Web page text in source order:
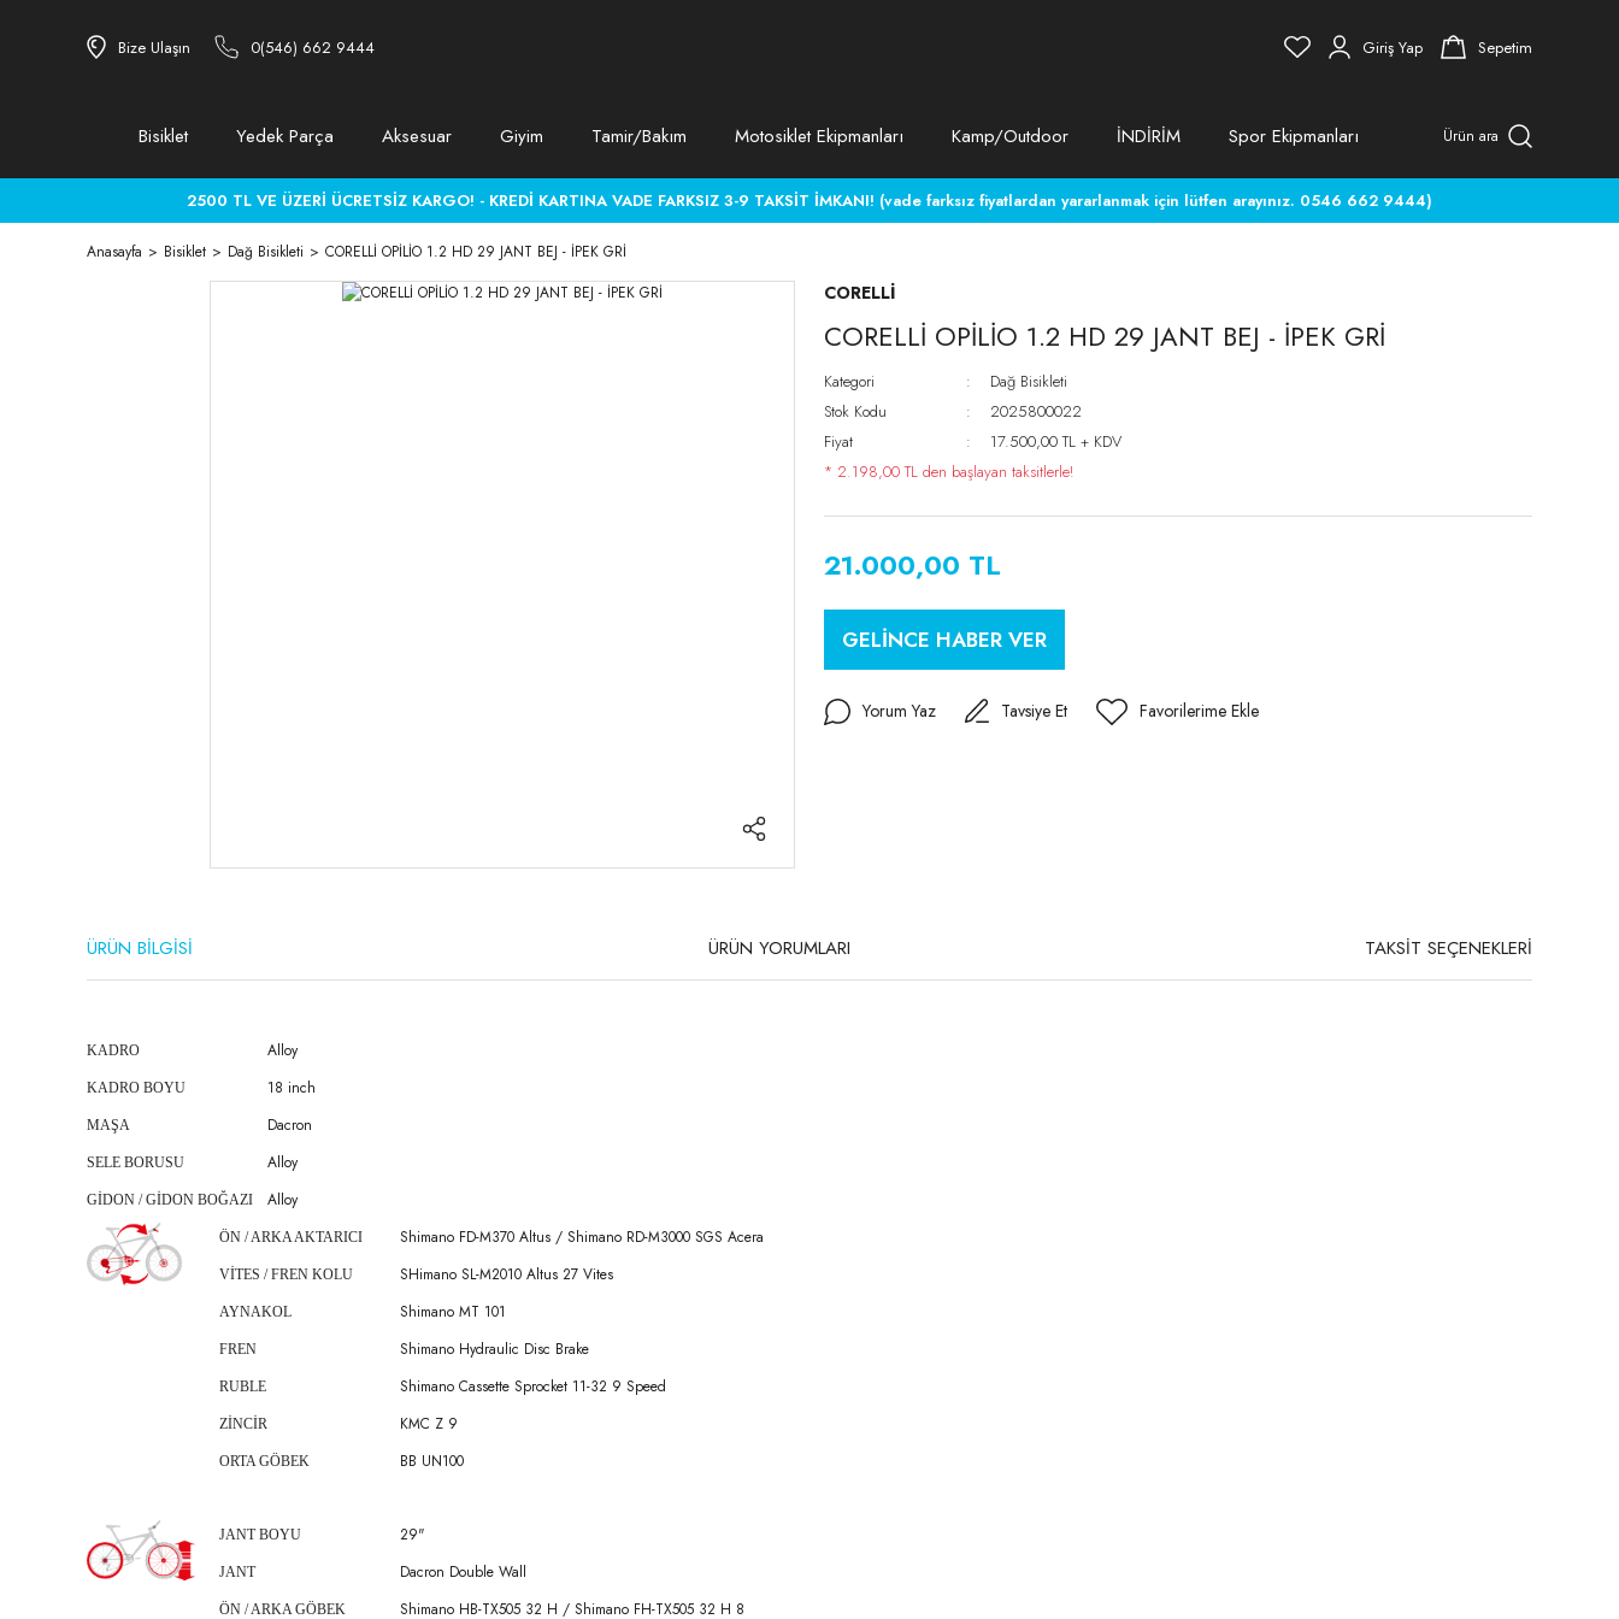
Bize Ulaşın 0(546) 662 9444 Giriş Yap Sepetim
Bisiklet Yedek Parça Aksesuar Giyim Tamir/Bakım Motosiklet Ekipmanları Kamp/Outdoor İNDİRİM Spor Ekipmanları Ürün ara
2500 TL VE ÜZERİ ÜCRETSİZ KARGO! - KREDİ KARTINA VADE FARKSIZ 3-9 TAKSİT İMKANI! (vade farksız fiyatlardan yararlanmak için lütfen arayınız. 0546 662 9444)
Anasayfa Bisiklet Dağ Bisikleti CORELLİ OPİLİO 1.2 HD 29 JANT BEJ - İPEK GRİ
CORELLİ
CORELLİ OPİLİO 1.2 HD 29 JANT BEJ - İPEK GRİ
Kategori
Dağ Bisikleti
Stok Kodu
2025800022
Fiyat
17.500,00 TL + KDV
* 2.198,00 TL den başlayan taksitlerle!
21.000,00 TL
GELİNCE HABER VER
Yorum Yaz Tavsiye Et
ÜRÜN BİLGİSİ ÜRÜN YORUMLARI TAKSİT SEÇENEKLERİ
KADRO Alloy
KADRO BOYU 18 inch
MAŞA Dacron
SELE BORUSU Alloy
GİDON / GİDON BOĞAZI Alloy
ÖN / ARKA AKTARICI Shimano FD-M370 Altus / Shimano RD-M3000 SGS Acera
VİTES / FREN KOLU SHimano SL-M2010 Altus 27 Vites
AYNAKOL Shimano MT 101
FREN Shimano Hydraulic Disc Brake
RUBLE Shimano Cassette Sprocket 11-32 9 Speed
ZİNCİR KMC Z 9
ORTA GÖBEK BB UN100
JANT BOYU 29"
JANT Dacron Double Wall
ÖN / ARKA GÖBEK Shimano HB-TX505 32 H / Shimano FH-TX505 32 H 8